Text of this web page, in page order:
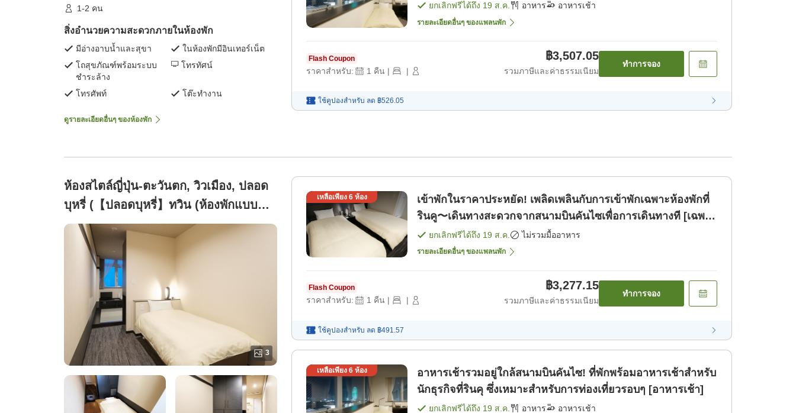
1-2 คน
สิ่งอำนวยความสะดวกภายในห้องพัก
มีอ่างอาบน้ำและสุขา
ในห้องพักมีอินเทอร์เน็ต
โถสุขภัณฑ์พร้อมระบบ
ชำระล้าง
โทรทัศน์
โทรศัพท์ โต๊ะทำงาน
ดูรายละเอียดอื่นๆ ของห้องพัก
ยกเลิกฟรีได้ถึง 19 ส.ค. อาหาร อาหารเช้า
รายละเอียดอื่นๆ ของแพลนพัก
Flash Coupon
ราคาสำหรับ: 1 คืน | |
฿3,507.05
รวมภาษีและค่าธรรมเนียม
ทำการจอง
ใช้คูปองสำหรับ ลด ฿526.05
ห้องสไตล์ญี่ปุ่น-ตะวันตก, วิวเมือง, ปลอด
บุหรี่ (【ปลอดบุหรี่】ทวิน (ห้องพักแบบ
ญี่ปุ่นและตะวันตก))
3
เหลือเพียง 6ห้อง
เข้าพักในราคาประหยัด! เพลิดเพลินกับการเข้าพักเฉพาะห้องพักที่
รินคู〜เดินทางสะดวกจากสนามบินคันไซเพื่อการเดินทางที [เฉพาะ
ห้องพัก]
ยกเลิกฟรีได้ถึง 19 ส.ค. ไม่รวมมื้ออาหาร
รายละเอียดอื่นๆ ของแพลนพัก
Flash Coupon
ราคาสำหรับ: 1 คืน | |
฿3,277.15
รวมภาษีและค่าธรรมเนียม
ทำการจอง
ใช้คูปองสำหรับ ลด ฿491.57
เหลือเพียง 6ห้อง
อาหารเช้ารวมอยู่ใกล้สนามบินคันไซ! ที่พักพร้อมอาหารเช้าสำหรับ
นักธุรกิจที่รินคุ ซึ่งเหมาะสำหรับการท่องเที่ยวรอบๆ [อาหารเช้า]
ยกเลิกฟรีได้ถึง 19 ส.ค. อาหาร อาหารเช้า